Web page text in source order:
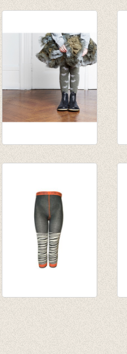
lichtgrijs/donkergrijs
€ 24,95
€ 17,46
€ 12,56